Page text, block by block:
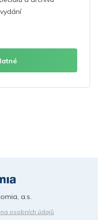
osobních údajů
a.s.